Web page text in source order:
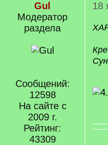
Gul
Модератор
раздела
Сообщений:
12598
На сайте с
2009 г.
Рейтинг:
43309
18